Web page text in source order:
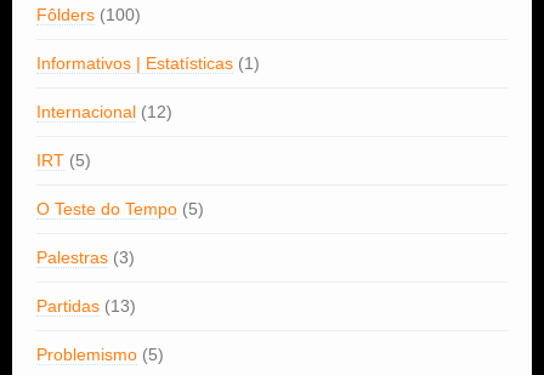
Fôlders (100)
Informativos | Estatísticas (1)
Internacional (12)
IRT (5)
O Teste do Tempo (5)
Palestras (3)
Partidas (13)
Problemismo (5)